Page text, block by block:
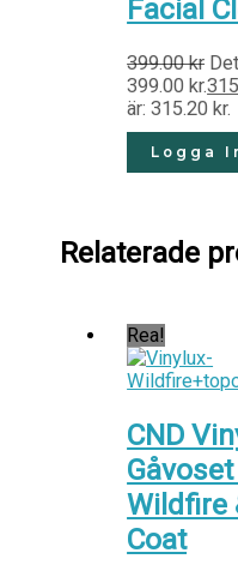
Facial
399.00kr
399.00 kr.
är: 315.20 kr.
Logga
Relaterade
Rea!
CND
Wildfire
Coat